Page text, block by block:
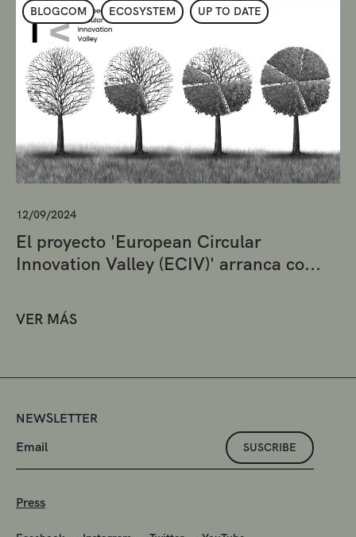
BLOGCOM ECOSYSTEM UP TO DATE
12/09/2024
El proyecto 'European Circular
Innovation Valley (ECIV)' arranca co...
VER MÁS
NEWSLETTER
SUSCRIBE
Press